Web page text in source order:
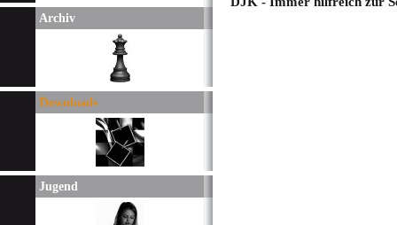
Archiv
Downloads
Jugend